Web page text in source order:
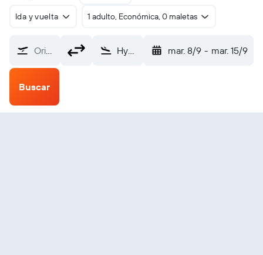
Ida y vuelta 1 adulto, Económica, 0 maletas
Origen Hydaburg SPB (HYG) mar. 8/9 - mar. 15/9
Buscar